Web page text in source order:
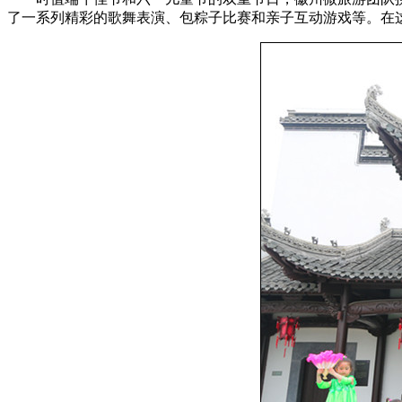
了一系列精彩的歌舞表演、包粽子比赛和亲子互动游戏等。